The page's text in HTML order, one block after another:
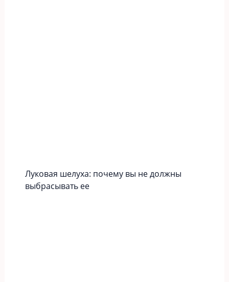
Луковая шелуха: почему вы не должны
выбрасывать ее